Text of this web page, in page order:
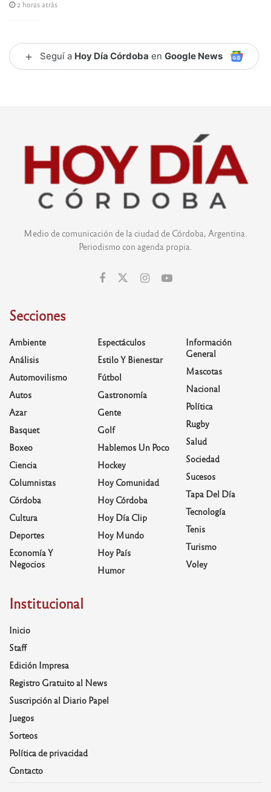
2 horas atrás
+ Seguí a Hoy Día Córdoba en Google News
Medio de comunicación de la ciudad de Córdoba, Argentina.
Periodismo con agenda propia.
Secciones
Ambiente
Análisis
Automovilismo
Autos
Azar
Basquet
Boxeo
Ciencia
Columnistas
Córdoba
Cultura
Deportes
Economía Y
Negocios
Espectáculos
Estilo Y Bienestar
Fútbol
Gastronomía
Gente
Golf
Hablemos Un Poco
Hockey
Hoy Comunidad
Hoy Córdoba
Hoy Día Clip
Hoy Mundo
Hoy País
Humor
Información
General
Mascotas
Nacional
Política
Rugby
Salud
Sociedad
Sucesos
Tapa Del Día
Tecnología
Tenis
Turismo
Voley
Institucional
Inicio
Staff
Edición Impresa
Registro Gratuito al News
Suscripción al Diario Papel
Juegos
Sorteos
Política de privacidad
Contacto